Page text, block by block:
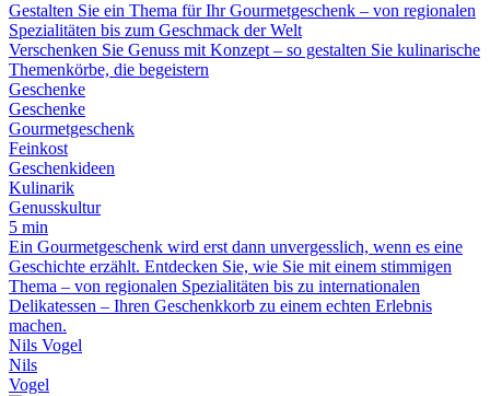
Gestalten Sie ein Thema für Ihr Gourmetgeschenk – von regionalen
Spezialitäten bis zum Geschmack der Welt
Verschenken Sie Genuss mit Konzept – so gestalten Sie kulinarische
Themenkörbe, die begeistern
Geschenke
Geschenke
Gourmetgeschenk
Feinkost
Geschenkideen
Kulinarik
Genusskultur
5 min
Ein Gourmetgeschenk wird erst dann unvergesslich, wenn es eine
Geschichte erzählt. Entdecken Sie, wie Sie mit einem stimmigen
Thema – von regionalen Spezialitäten bis zu internationalen
Delikatessen – Ihren Geschenkkorb zu einem echten Erlebnis
machen.
Nils Vogel
Nils
Vogel